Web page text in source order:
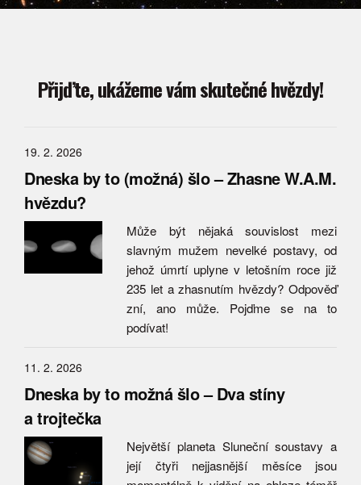
Přijďte, ukážeme vám skutečné hvězdy!
19. 2. 2026
Dneska by to (možná) šlo – Zhasne W.A.M.
hvězdu?
Může být nějaká souvislost mezi
slavným mužem nevelké postavy, od
jehož úmrtí uplyne v letošním roce již
235 let a zhasnutím hvězdy? Odpověď
zní, ano může. Pojďme se na to
podívat!
11. 2. 2026
Dneska by to možná šlo – Dva stíny
a trojtečka
Největší planeta Sluneční soustavy a
její čtyři nejjasnější měsíce jsou